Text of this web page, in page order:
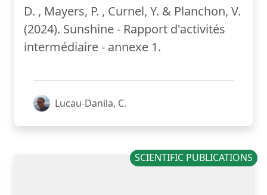
D. , Mayers, P. , Curnel, Y. & Planchon, V.
(2024). Sunshine - Rapport d'activités
intermédiaire - annexe 1.
Lucau-Danila, C.
SCIENTIFIC PUBLICATIONS